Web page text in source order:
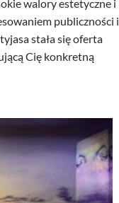
walory estetyczne i
publiczności i
stała się oferta
Cię konkretną